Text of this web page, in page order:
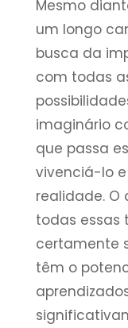
Mesmo
um longo
busca da
com todas
imaginário
que passa
vivenciá-lo
realidade. O
todas essas
certamente
têm o